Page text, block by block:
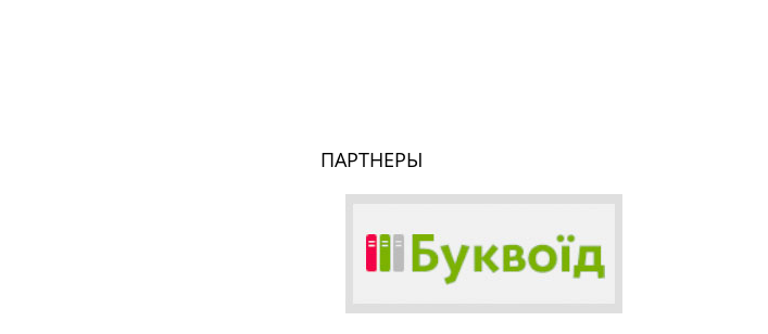
ПАРТНЕРЫ